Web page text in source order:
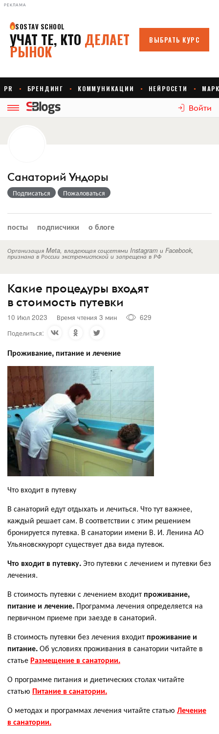
РЕКЛАМА
Войти
Санаторий Ундоры
Подписаться Пожаловаться
посты подписчики о блоге
Организация Meta, владеющая соцсетями Instagram и Facebook,
признана в России экстремистской и запрещена в РФ
Какие процедуры входят
в стоимость путевки
10 Июл 2023 Время чтения 3 мин
629
Поделиться:
Проживание, питание и лечение
Что входит в путевку
В санаторий едут отдыхать и лечиться. Что тут важнее,
каждый решает сам. В соответствии с этим решением
бронируется путевка. В санатории имени В. И. Ленина АО
Ульяновсккурорт существует два вида путевок.
Что входит в путевку.Это путевки с лечением и путевки без
лечения.
В стоимость путевки с лечением входит проживание,
питание и лечение. Программа лечения определяется на
первичном приеме при заезде в санаторий.
В стоимость путевки без лечения входит проживание и
питание.Об условиях проживания в санатории читайте в
статьеРазмещение в санатории.
О программе питания и диетических столах читайте
статью Питание в санатории.
О методах и программах лечения читайте статью Лечение
в санатории.